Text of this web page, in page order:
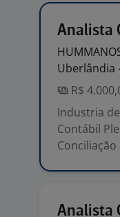
Analista
Uberlândia
R$
Industria
Contábil
Analista